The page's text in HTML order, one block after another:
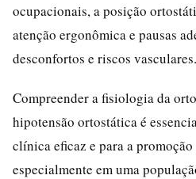
ocupacionais, a posição
atenção ergonômica e pausas
desconfortos e riscos vasculares.
Compreender a fisiologia da
hipotensão ortostática é
clínica eficaz e para a
especialmente em uma